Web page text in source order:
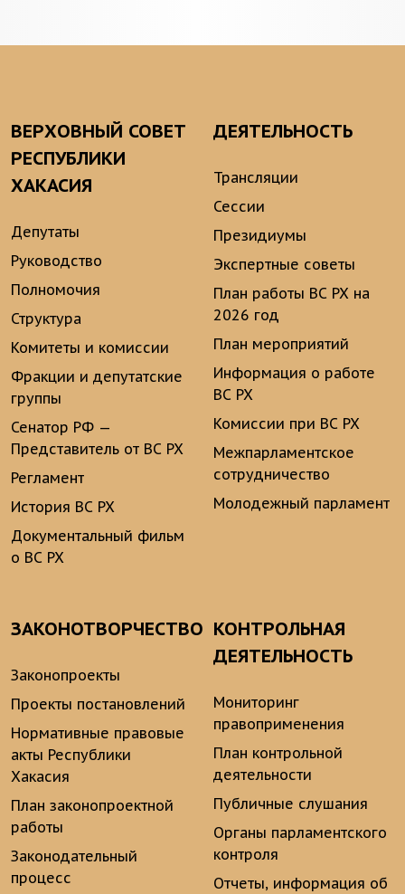
ВЕРХОВНЫЙ СОВЕТ
РЕСПУБЛИКИ
ХАКАСИЯ
Депутаты
Руководство
Полномочия
Структура
Комитеты и комиссии
Фракции и депутатские
группы
Сенатор РФ —
Представитель от ВС РХ
Регламент
История ВС РХ
Документальный фильм
о ВС РХ
ДЕЯТЕЛЬНОСТЬ
Трансляции
Сессии
Президиумы
Экспертные советы
План работы ВС РХ на
2026 год
План мероприятий
Информация о работе
ВС РХ
Комиссии при ВС РХ
Межпарламентское
сотрудничество
Молодежный парламент
ЗАКОНОТВОРЧЕСТВО
Законопроекты
Проекты постановлений
Нормативные правовые
акты Республики
Хакасия
План законопроектной
работы
Законодательный
процесс
КОНТРОЛЬНАЯ
ДЕЯТЕЛЬНОСТЬ
Мониторинг
правоприменения
План контрольной
деятельности
Публичные слушания
Органы парламентского
контроля
Отчеты, информация об